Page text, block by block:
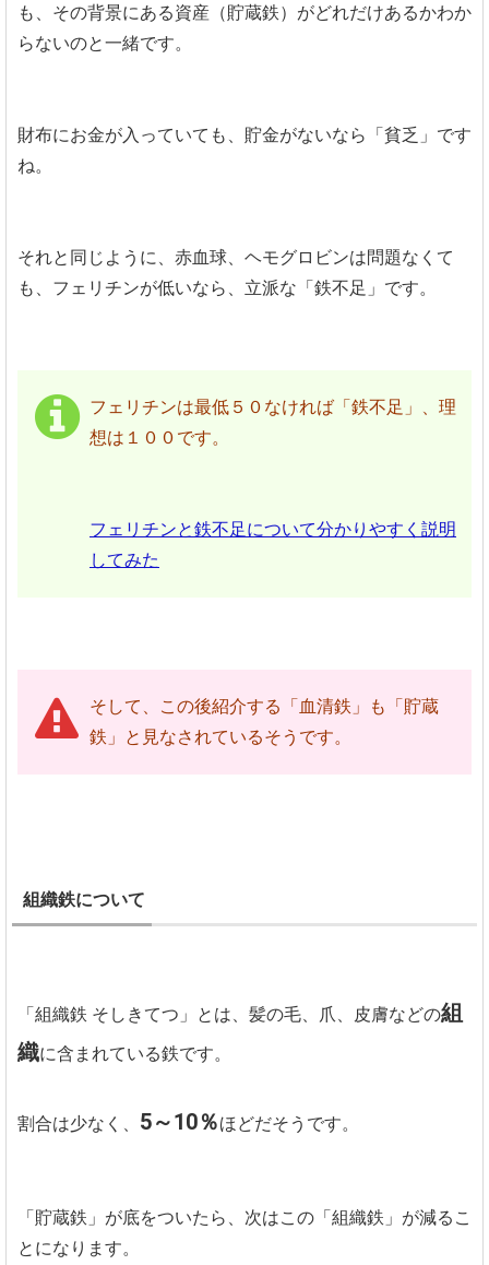
も、その背景にある資産（貯蔵鉄）がどれだけあるかわか
らないのと一緒です。
財布にお金が入っていても、貯金がないなら「貧乏」です
ね。
それと同じように、赤血球、ヘモグロビンは問題なくて
も、フェリチンが低いなら、立派な「鉄不足」です。
フェリチンは最低５０なければ「鉄不足」、理
想は１００です。
フェリチンと鉄不足について分かりやすく説明
してみた
そして、この後紹介する「血清鉄」も「貯蔵
鉄」と見なされているそうです。
組織鉄について
「組織鉄 そしきてつ」とは、髪の毛、爪、皮膚などの組
織に含まれている鉄です。
割合は少なく、 5～10％ほどだそうです。
「貯蔵鉄」が底をついたら、次はこの「組織鉄」が減るこ
とになります。